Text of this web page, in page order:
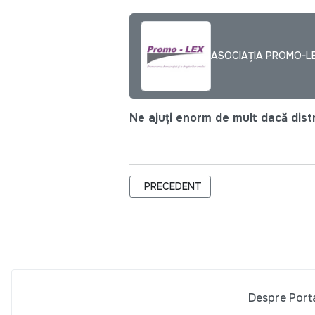
ASOCIAȚIA PROMO-
Ne ajuți enorm de mult dacă
ARTICOL PRECEDENT: 50 DE
PRECEDENT
Despre